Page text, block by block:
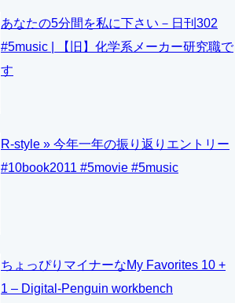
あなたの5分間を私に下さい－日刊302
#5music | 【旧】化学系メーカー研究職で
す
R-style » 今年一年の振り返りエントリー
#10book2011 #5movie #5music
ちょっぴりマイナーなMy Favorites 10 +
1 – Digital-Penguin workbench